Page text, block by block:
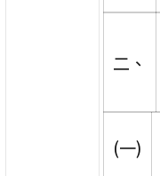
二、
(一)